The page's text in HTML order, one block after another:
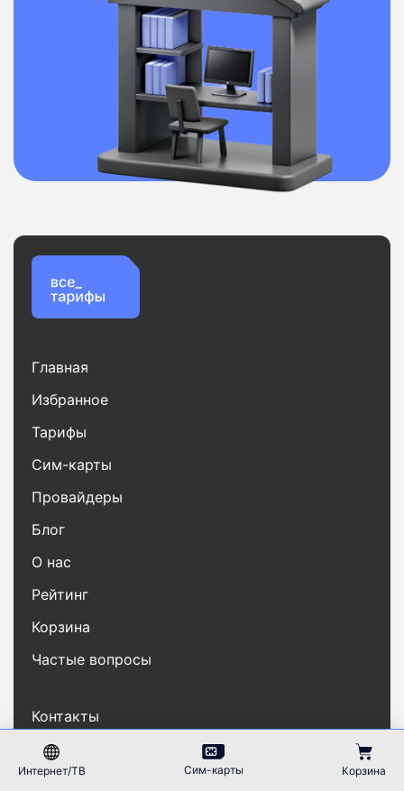
Интернет/ТВ Сим-карты Корзина
Главная
Избранное
Тарифы
Сим-карты
Провайдеры
Блог
О нас
Рейтинг
Корзина
Частые вопросы
Контакты
Карта сайта